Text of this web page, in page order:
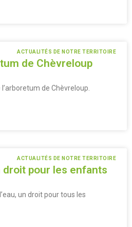
ACTUALITÉS DE NOTRE TERRITOIRE
de Chèvreloup
de Chèvreloup.
ACTUALITÉS DE NOTRE TERRITOIRE
droit pour les enfants
un droit pour tous les